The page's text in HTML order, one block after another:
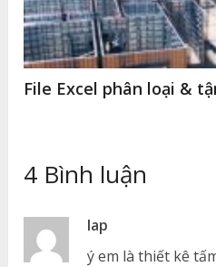
File Excel phân loại &
4 Bình luận
lap
ý em là thiết kê